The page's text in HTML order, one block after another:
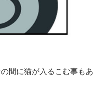
間に猫が入るこむ事もあ